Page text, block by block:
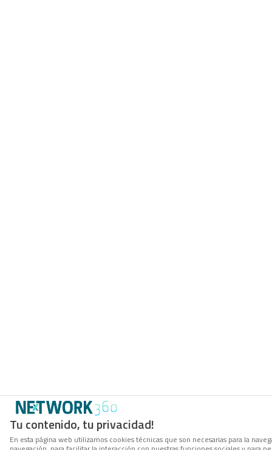
Tu contenido, tu privacidad!
En esta página web utilizamos cookies técnicas que son necesarias para la